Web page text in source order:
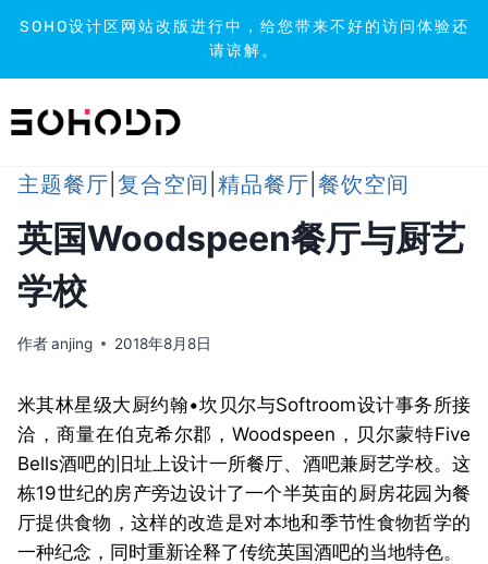
SOHO设计区网站改版进行中，给您带来不好的访问体验还
请谅解。
到
主题餐厅 复合空间 精品餐厅 餐饮空间
英国Woodspeen餐厅与厨艺
学校
作者anjing 2018年8月8日
米其林星级大厨约翰•坎贝尔与Softroom设计事务所接
洽，商量在伯克希尔郡，Woodspeen，贝尔蒙特Five
Bells酒吧的旧址上设计一所餐厅、酒吧兼厨艺学校。这
栋19世纪的房产旁边设计了一个半英亩的厨房花园为餐
厅提供食物，这样的改造是对本地和季节性食物哲学的
一种纪念，同时重新诠释了传统英国酒吧的当地特色。